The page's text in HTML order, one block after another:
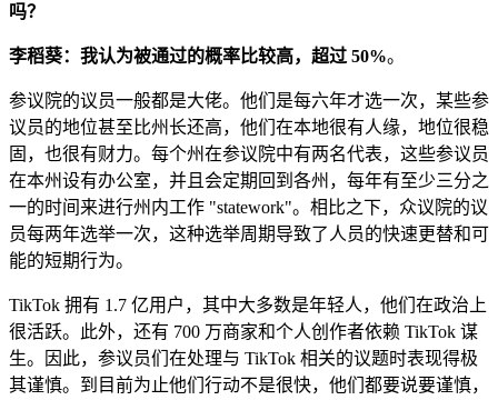
吗？
李稻葵：我认为被通过的概率比较高，超过 50%。
参议院的议员一般都是大佬。他们是每六年才选一次，某些参
议员的地位甚至比州长还高，他们在本地很有人缘，地位很稳
固，也很有财力。每个州在参议院中有两名代表，这些参议员
在本州设有办公室，并且会定期回到各州，每年有至少三分之
一的时间来进行州内工作 "statework"。相比之下，众议院的议
员每两年选举一次，这种选举周期导致了人员的快速更替和可
能的短期行为。
TikTok 拥有 1.7 亿用户，其中大多数是年轻人，他们在政治上
很活跃。此外，还有 700 万商家和个人创作者依赖 TikTok 谋
生。因此，参议员们在处理与 TikTok 相关的议题时表现得极
其谨慎。到目前为止他们行动不是很快，他们都要说要谨慎，